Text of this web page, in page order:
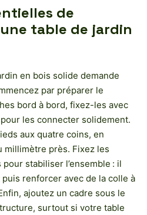
de
table de jardin
en bois solide demande
par préparer le
bord à bord, fixez-les avec
les connecter solidement.
aux quatre coins, en
près. Fixez les
stabiliser l’ensemble : il
renforcer avec de la colle à
ajoutez un cadre sous le
surtout si votre table